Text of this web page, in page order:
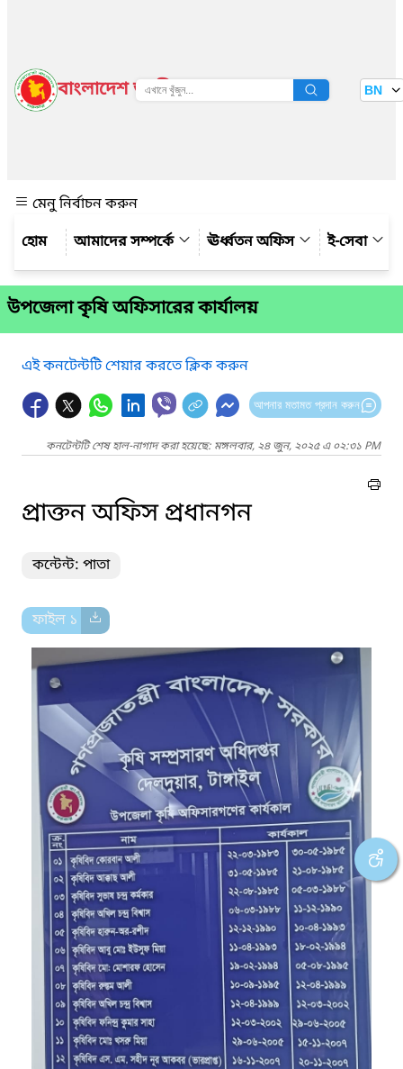
বাংলাদেশ জাতীয় তথ্য বাতায়ন BN
মেনু নির্বাচন করুন
আমাদের সম্পর্কে
ঊর্ধ্বতন অফিস ই-সেবা
উপজেলা কৃষি অফিসারের কার্যালয়
এই কনটেন্টটি শেয়ার করতে ক্লিক করুন
আপনার মতামত প্রদান করুন
কনটেন্টটি শেষ হাল-নাগাদ করা হয়েছে: মঙ্গলবার, ২৪ জুন, ২০২৫ এ ০২:৩১ PM
প্রাক্তন অফিস প্রধানগন
কন্টেন্ট: পাতা
ফাইল ১